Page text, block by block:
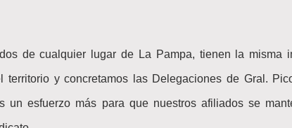
de cualquier lugar de La Pampa, tienen la misma
territorio y concretamos las Delegaciones de Gral.
un esfuerzo más para que nuestros afiliados se